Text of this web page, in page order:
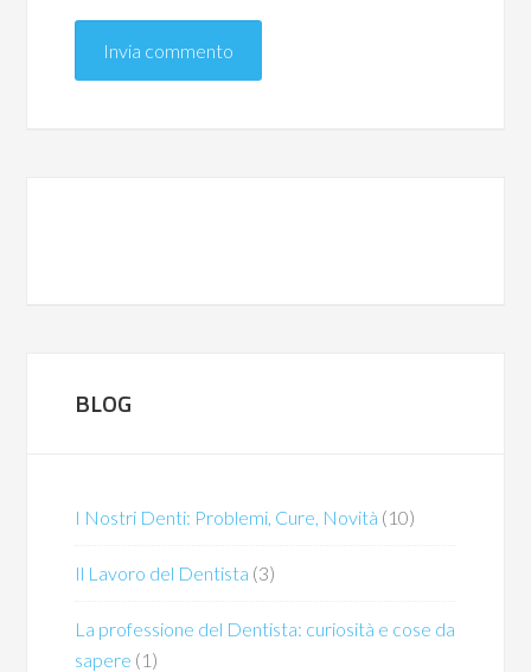
BLOG
I Nostri Denti: Problemi, Cure, Novità (10)
Il Lavoro del Dentista (3)
La professione del Dentista: curiosità e cose da
sapere (1)